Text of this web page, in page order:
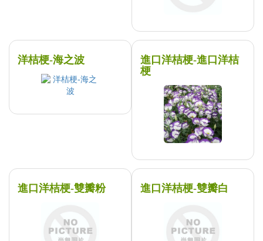
洋桔梗-海之波
進口洋桔梗-進口洋桔
梗
進口洋桔梗-雙瓣粉 進口洋桔梗-雙瓣白